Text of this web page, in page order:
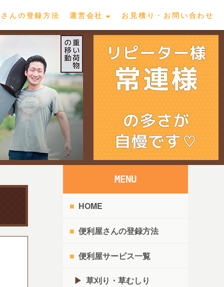
んの登録方法 運営会社 お見積り・お問い合わせ
MENU
HOME
便利屋さんの登録方法
便利屋サービス一覧
草刈り・草むしり